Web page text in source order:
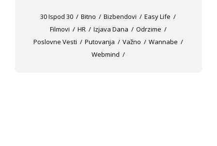
30 Ispod 30 Bitno Bizbendovi
Easy Life
Filmovi
HR Izjava Dana
Odrzime
Poslovne Vesti
Putovanja Važno
Wannabe
Webmind